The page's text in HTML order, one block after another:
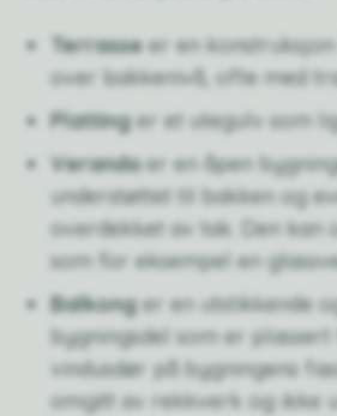
Terrasseer en
over bakkenivå, ofte med
Plattinger et utegulv som
Verandaer en åpen
understøttet til bakken og
overdekket av tak. Den kan
som for eksempel en
Balkonger en utstikkende
bygningsdel som er
vindusdør på bygningens
omgitt av rekkverk og ikke